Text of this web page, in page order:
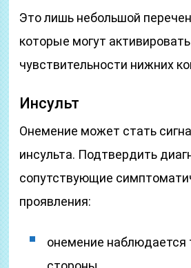
Это лишь небольшой
которые могут
чувствительности нижних
Инсульт
Онемение может стать
инсульта. Подтвердить
сопутствующие
проявления:
онемение наблюдается